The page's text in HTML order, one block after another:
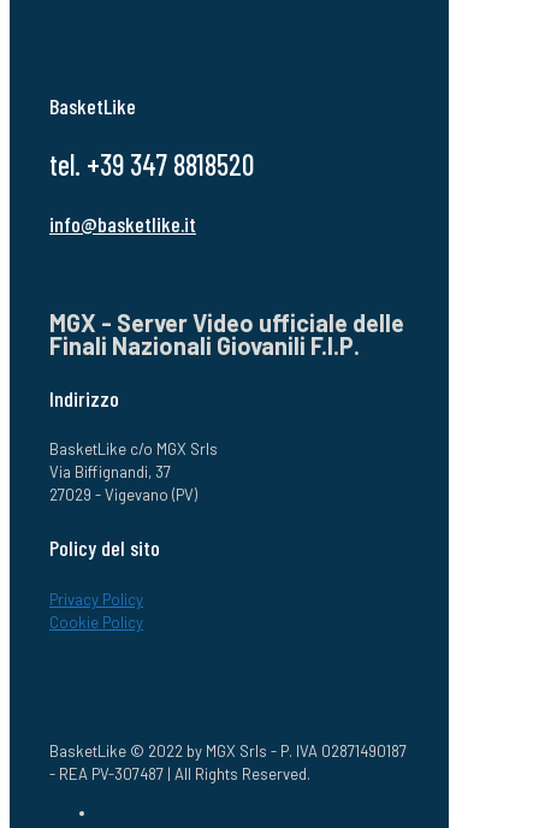
BasketLike
tel. +39 347 8818520
info@basketlike.it
MGX - Server Video ufficiale delle
Finali Nazionali Giovanili F.I.P.
Indirizzo
BasketLike c/o MGX Srls
Via Biffignandi, 37
27029 - Vigevano (PV)
Policy del sito
Privacy Policy
Cookie Policy
BasketLike © 2022 by MGX Srls - P. IVA 02871490187
- REA PV-307487 | All Rights Reserved.